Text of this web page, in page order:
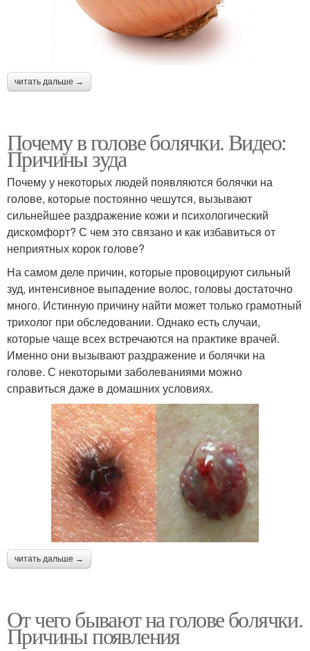
читать дальше →
Почему в голове болячки. Видео:
Причины зуда
Почему у некоторых людей появляются болячки на
голове, которые постоянно чешутся, вызывают
сильнейшее раздражение кожи и психологический
дискомфорт? С чем это связано и как избавиться от
неприятных корок голове?
На самом деле причин, которые провоцируют сильный
зуд, интенсивное выпадение волос, головы достаточно
много. Истинную причину найти может только грамотный
трихолог при обследовании. Однако есть случаи,
которые чаще всех встречаются на практике врачей.
Именно они вызывают раздражение и болячки на
голове. С некоторыми заболеваниями можно
справиться даже в домашних условиях.
читать дальше →
От чего бывают на голове болячки.
Причины появления